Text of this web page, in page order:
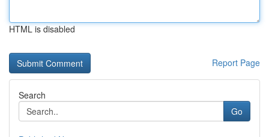
HTML is disabled
Report Page
Search
Go